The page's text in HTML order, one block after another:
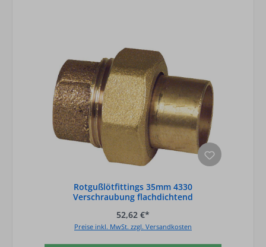
Rotgußlötfittings 35mm 4330
Verschraubung flachdichtend
52,62 €*
Preise inkl. MwSt. zzgl. Versandkosten